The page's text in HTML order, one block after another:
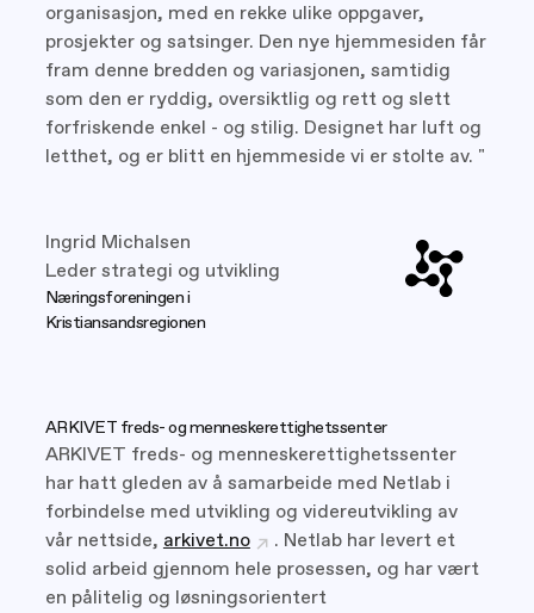
organisasjon, med en rekke ulike oppgaver,
prosjekter og satsinger. Den nye hjemmesiden får
fram denne bredden og variasjonen, samtidig
som den er ryddig, oversiktlig og rett og slett
forfriskende enkel - og stilig. Designet har luft og
letthet, og er blitt en hjemmeside vi er stolte av. "
Ingrid Michalsen
Leder strategi og utvikling
Næringsforeningen i
Kristiansandsregionen
ARKIVET freds- og menneskerettighetssenter
ARKIVET freds- og menneskerettighetssenter
har hatt gleden av å samarbeide med Netlab i
forbindelse med utvikling og videreutvikling av
vår nettside, arkivet.no
. Netlab har levert et
solid arbeid gjennom hele prosessen, og har vært
en pålitelig og løsningsorientert